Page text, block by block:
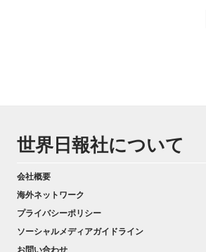
世界日報社について
会社概要
海外ネットワーク
プライバシーポリシー
ソーシャルメディアガイドライン
お問い合わせ